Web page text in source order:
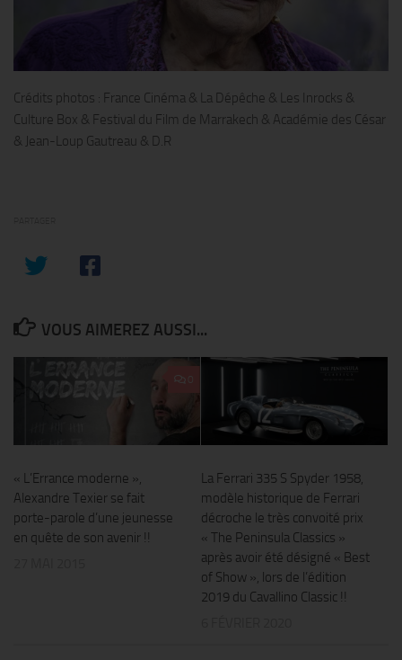
Crédits photos : France Cinéma & La Dépêche & Les Inrocks &
Culture Box & Festival du Film de Marrakech & Académie des César
& Jean-Loup Gautreau & D.R
VOUS AIMEREZ AUSSI...
« L’Errance moderne »,
Alexandre Texier se fait
porte-parole d’une jeunesse
en quête de son avenir !!
La Ferrari 335 S Spyder 1958,
modèle historique de Ferrari
décroche le très convoité prix
« The Peninsula Classics »
après avoir été désigné « Best
of Show », lors de l’édition
2019 du Cavallino Classic !!